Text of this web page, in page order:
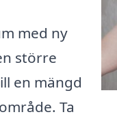
med ny
större
en mängd
Ta